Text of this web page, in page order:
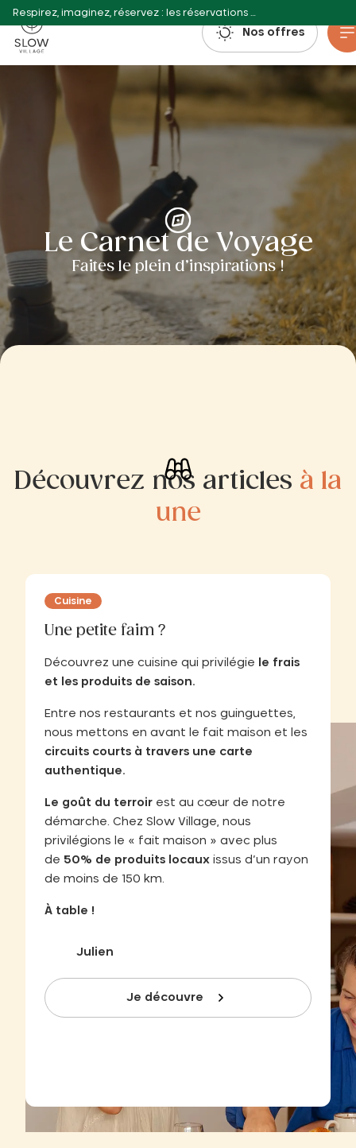
Slow Village
Nos offres
Le Carnet de Voyage
Faites le plein d’inspirations !
Découvrez nos articles à la
une
Cuisine
Une petite faim ?
Découvrez une cuisine qui privilégie
le frais
et les produits de saison.
Entre nos restaurants et nos guinguettes,
nous mettons en avant le fait maison et les
circuits courts à travers une carte
authentique.
Le goût du terroir est au cœur de notre
démarche. Chez Slow Village, nous
privilégions le « fait maison » avec plus
de 50% de produits locaux issus d’un rayon
de moins de 150 km.
À table !
Julien
Je découvre